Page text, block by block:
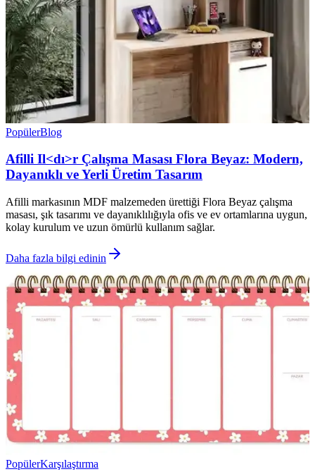
PopülerBlog
Afilli Il<dı>r Çalışma Masası Flora Beyaz: Modern,
Dayanıklı ve Yerli Üretim Tasarım
Afilli markasının MDF malzemeden ürettiği Flora Beyaz çalışma
masası, şık tasarımı ve dayanıklılığıyla ofis ve ev ortamlarına uygun,
kolay kurulum ve uzun ömürlü kullanım sağlar.
Daha fazla bilgi edinin
PopülerKarşılaştırma